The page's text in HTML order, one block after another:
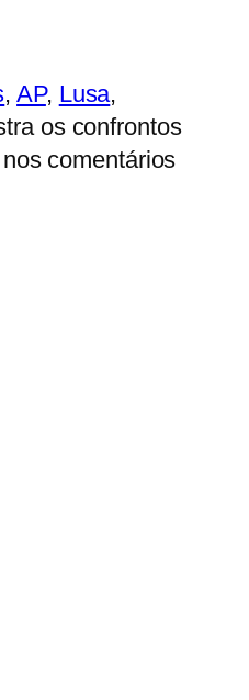
,AP, Lusa,
os confrontos
comentários